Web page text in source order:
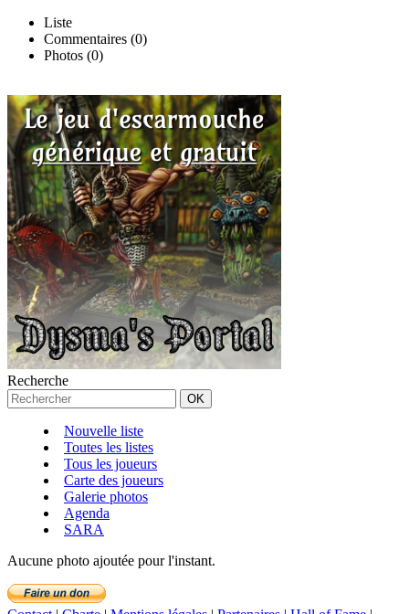
Liste
Commentaires (0)
Photos (0)
Recherche
Nouvelle liste
Toutes les listes
Tous les joueurs
Carte des joueurs
Galerie photos
Agenda
SARA
Aucune photo ajoutée pour l'instant.